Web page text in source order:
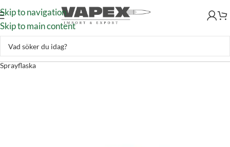
Skip to navigation
Skip to main content
Skytte–Vapenvård–Vapen olja & fetter–Hoppe’s No.9 Dri-Lube 4oz
Sprayflaska